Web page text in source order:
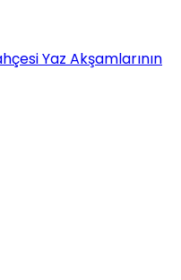
Yaz Akşamlarının